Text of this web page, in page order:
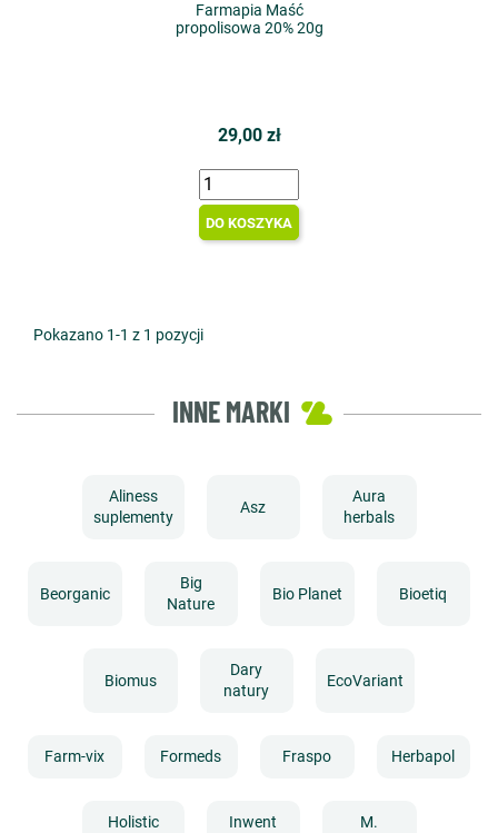
Farmapia Maść
propolisowa 20% 20g
29,00 zł
DO KOSZYKA
Pokazano 1-1 z 1 pozycji
INNE MARKI
Aliness
suplementy
Asz
Aura
herbals
Beorganic
Big
Nature
Bio Planet Bioetiq
Biomus
Dary
natury
EcoVariant
Farm-vix Formeds Fraspo Herbapol
Holistic
Inwent
M.